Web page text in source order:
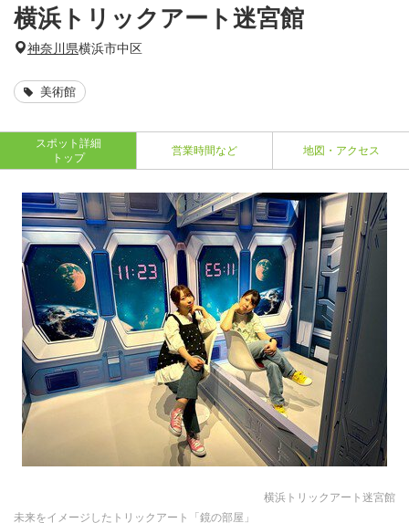
横浜トリックアート迷宮館
神奈川県横浜市中区
美術館
スポット詳細
トップ
営業時間など 地図・アクセス
横浜トリックアート迷宮館
未来をイメージしたトリックアート「鏡の部屋」